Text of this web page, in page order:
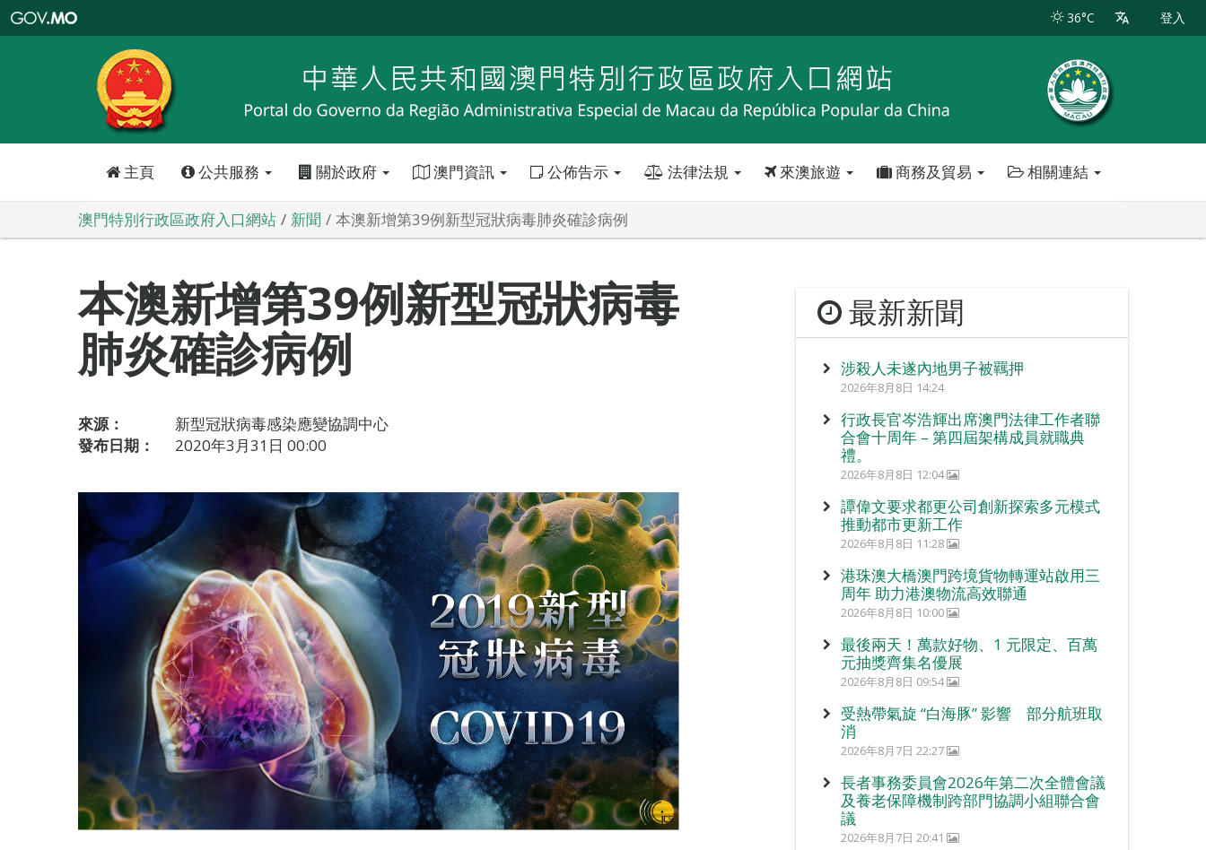
特
政
區
政
口
36°C 登入
主頁 公共服務 關於政府 澳門資訊 公佈告示 法律法規 來澳旅遊 商務及貿易 相關連結
澳門特別行政區政府入口網站 新聞 本澳新增第39例新型冠狀病毒肺炎確診病例
本澳新增第39例新型冠狀病毒
肺炎確診病例
來源：
新型冠狀病毒感染應變協調中心
發布日期：
2020年3月31日 00:00
最新新聞
涉殺人未遂內地男子被羈押
2026年8月8日 14:24
行政長官岑浩輝出席澳門法律工作者聯
合會十周年 – 第四屆架構成員就職典
禮。
2026年8月8日 12:04
譚偉文要求都更公司創新探索多元模式
推動都市更新工作
2026年8月8日 11:28
港珠澳大橋澳門跨境貨物轉運站啟用三
周年 助力港澳物流高效聯通
2026年8月8日 10:00
最後兩天！萬款好物、1 元限定、百萬
元抽獎齊集名優展
2026年8月8日 09:54
受熱帶氣旋 “白海豚” 影響 部分航班取
消
2026年8月7日 22:27
長者事務委員會2026年第二次全體會議
及養老保障機制跨部門協調小組聯合會
議
2026年8月7日 20:41